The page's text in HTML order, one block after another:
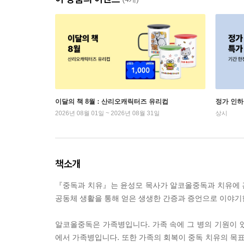
이달의 책 8월 : 산리오캐릭터즈 유리컵
2026년 08월 01일 ~ 2026년 08월 31일
정가 인
상시
책소개
『중독과 치유』는 윤성모 목사가 알코올중독과 치유
공동체 생활을 통해 얻은 생생한 간증과 증언으로 이야기
알코올중독은 가족병입니다. 가족 속에 그 병의 기원이
에서 가족병입니다. 또한 가족의 회복이 중독 치유의 목